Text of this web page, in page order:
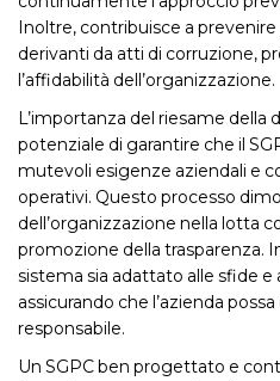
Inoltre, contribuisce a
derivanti da atti di corruzione,
l’affidabilità dell’organizzazione.
L’importanza del riesame della
potenziale di garantire che il
mutevoli esigenze aziendali e
operativi. Questo processo
dell’organizzazione nella lotta
promozione della trasparenza.
sistema sia adattato alle sfide
assicurando che l’azienda
responsabile.
Un SGPC ben progettato e